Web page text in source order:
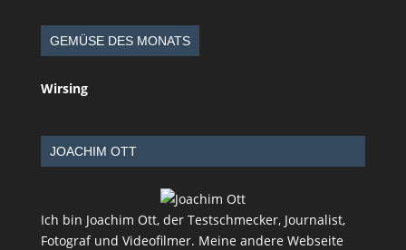
GEMÜSE DES MONATS
Wirsing
JOACHIM OTT
Ich bin Joachim Ott, der Testschmecker, Journalist,
Fotograf und Videofilmer. Meine andere Webseite